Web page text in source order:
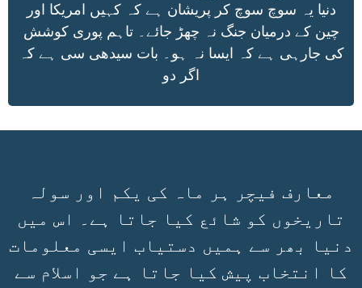
دنیا یہ سوچ سوچ کر پریشان ہے کہ کہیں امریکا اور
چین کے درمیان جنگ نہ چھڑ جائے۔ تاہم پوری کوشش
کی جارہی ہے کہ ایسا نہ ہو۔ بات سیدھی سی ہے کہ
اگر دو
معارف فیچر ہر ماہ کی یکم اور سولہ
تاریخوں کو شائع کیا جاتا ہے۔ اس میں
دنیا بھر سے ہمیں دستیاب ایسی معلومات
کا انتخاب پیش کیا جاتا ہے جو اسلام سے